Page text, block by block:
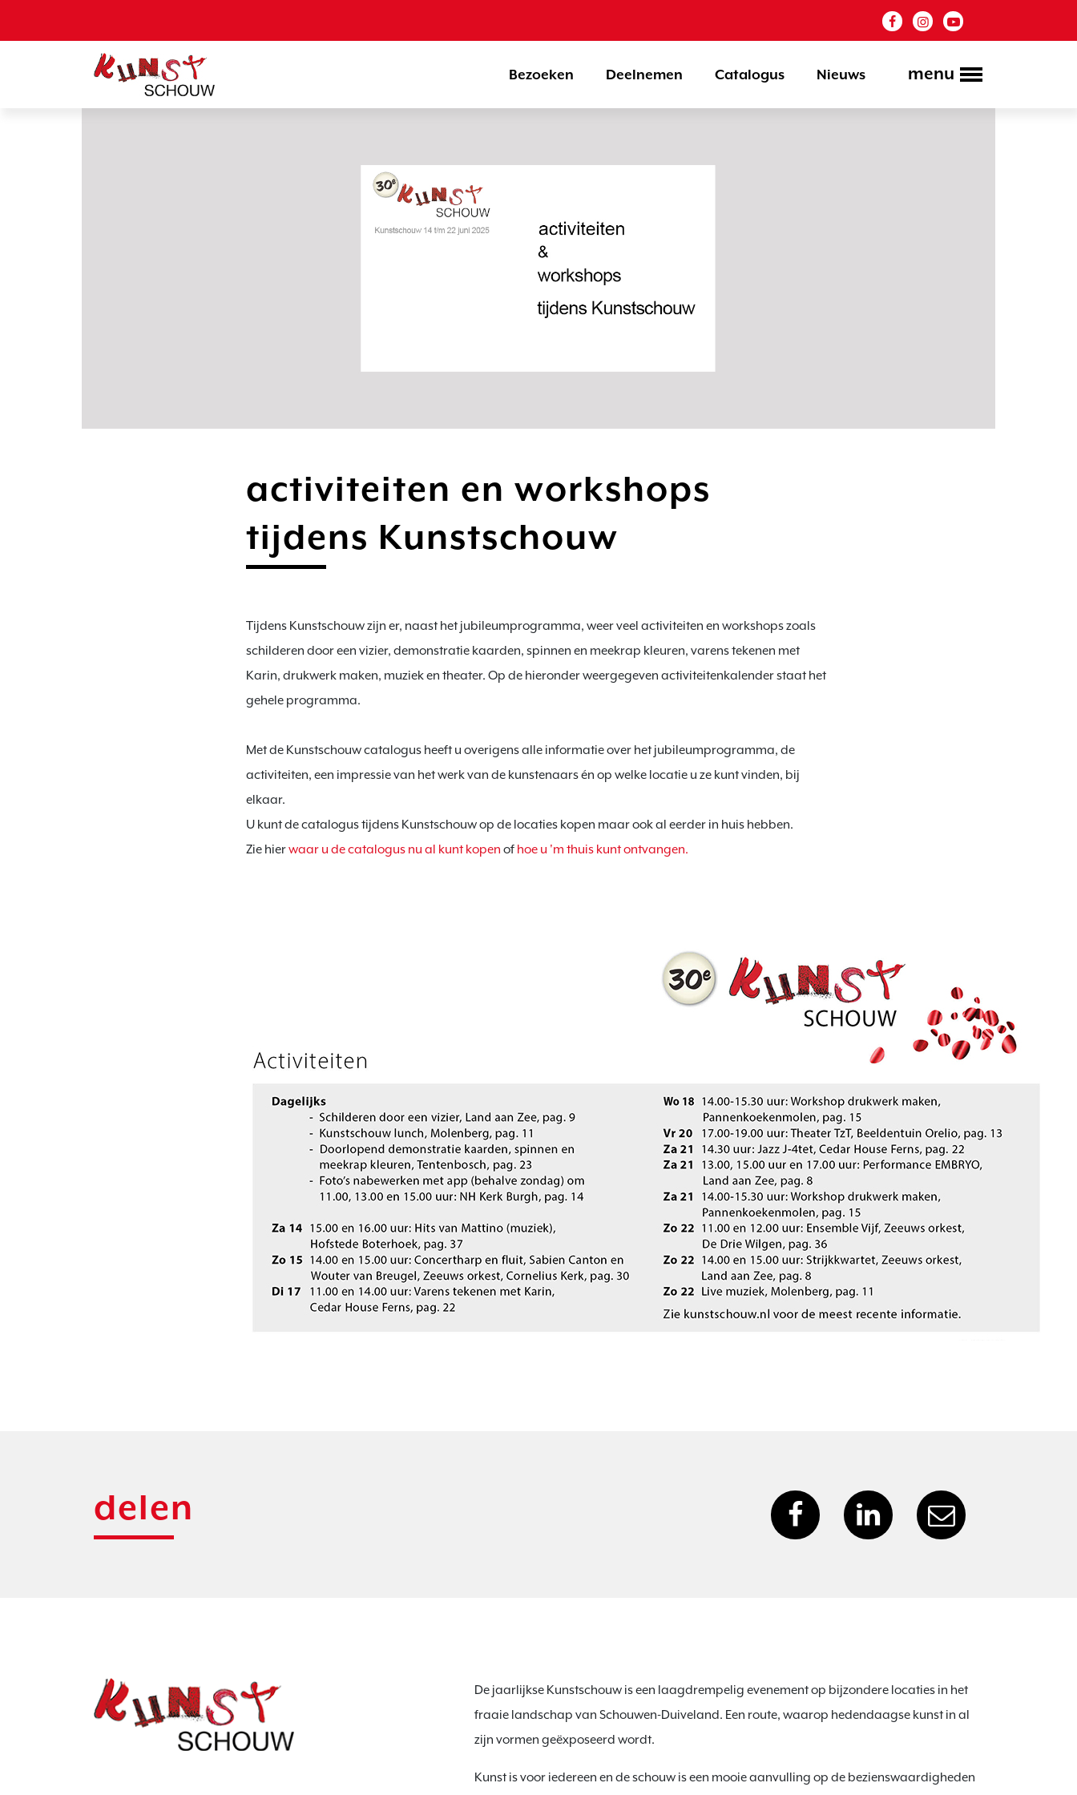
Bezoeken Deelnemen Catalogus Nieuws menu
activiteiten en workshops
tijdens Kunstschouw
Tijdens Kunstschouw zijn er, naast het jubileumprogramma, weer veel activiteiten en workshops zoals
schilderen door een vizier, demonstratie kaarden, spinnen en meekrap kleuren, varens tekenen met
Karin, drukwerk maken, muziek en theater. Op de hieronder weergegeven activiteitenkalender staat het
gehele programma.
Met de Kunstschouw catalogus heeft u overigens alle informatie over het jubileumprogramma, de
activiteiten, een impressie van het werk van de kunstenaars én op welke locatie u ze kunt vinden, bij
elkaar.
U kunt de catalogus tijdens Kunstschouw op de locaties kopen maar ook al eerder in huis hebben.
Zie hier waar u de catalogus nu al kunt kopen of hoe u 'm thuis kunt ontvangen.
delen
De jaarlijkse Kunstschouw is een laagdrempelig evenement op bijzondere locaties in het
fraaie landschap van Schouwen-Duiveland. Een route, waarop hedendaagse kunst in al
zijn vormen geëxposeerd wordt.
Kunst is voor iedereen en de schouw is een mooie aanvulling op de bezienswaardigheden